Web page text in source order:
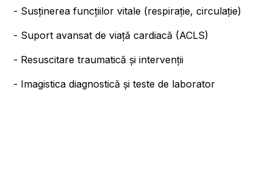
- Susținerea funcțiilor vitale (respirație, circulație)
- Suport avansat de viață cardiacă (ACLS)
- Resuscitare traumatică și intervenții
- Imagistica diagnostică și teste de laborator